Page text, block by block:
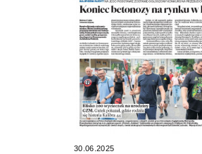
30.06.2025